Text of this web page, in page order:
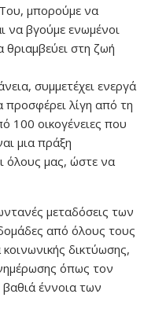
μπορούμε να
να βγούμε ενωμένοι
θριαμβεύει στη ζωή
συμμετέχει ενεργά
λίγη από τη
100 οικογένειες που
μια πράξη
όλους μας, ώστε να
μεταδόσεις των
από όλους τους
δικτύωσης,
όπως τον
έννοια των